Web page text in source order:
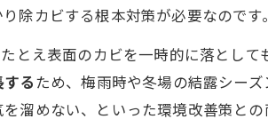
除カビする根本対策が必要なのです。
とえ表面のカビを一時的に落とし
るため、梅雨時や冬場の結露シー
溜めない、といった環境改善策との